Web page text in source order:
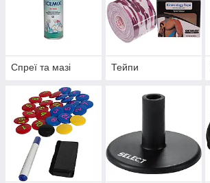
Спреї та мазі Тейпи